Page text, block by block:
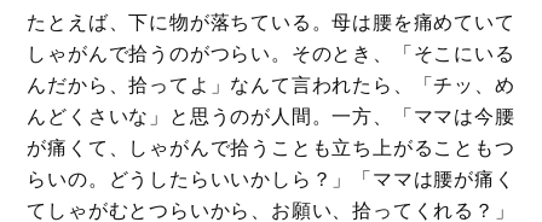
たとえば、下に物が落ちている。母は腰を痛めていて
しゃがんで拾うのがつらい。そのとき、「そこにいる
んだから、拾ってよ」なんて言われたら、「チッ、め
んどくさいな」と思うのが人間。一方、「ママは今腰
が痛くて、しゃがんで拾うことも立ち上がることもつ
らいの。どうしたらいいかしら？」「ママは腰が痛く
てしゃがむとつらいから、お願い、拾ってくれる？」